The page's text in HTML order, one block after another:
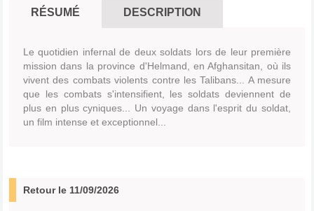
RÉSUMÉ DESCRIPTION
Le quotidien infernal de deux soldats lors de leur première
mission dans la province d'Helmand, en Afghansitan, où ils
vivent des combats violents contre les Talibans... A mesure
que les combats s'intensifient, les soldats deviennent de
plus en plus cyniques... Un voyage dans l'esprit du soldat,
un film intense et exceptionnel...
Retour le 11/09/2026